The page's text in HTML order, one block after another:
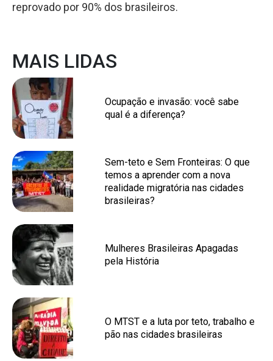
reprovado por 90% dos brasileiros.
MAIS LIDAS
Ocupação e invasão: você sabe
qual é a diferença?
Sem-teto e Sem Fronteiras: O que
temos a aprender com a nova
realidade migratória nas cidades
brasileiras?
Mulheres Brasileiras Apagadas
pela História
O MTST e a luta por teto, trabalho e
pão nas cidades brasileiras